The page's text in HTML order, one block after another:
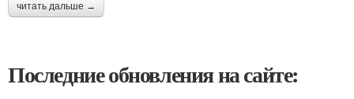
читать дальше →
Последние обновления на сайте: